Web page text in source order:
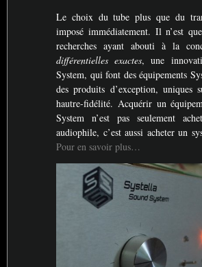
Le choix du tube plus que du
imposé immédiatement. Il n’est
recherches ayant abouti à la
différentielles exactes, une
System, qui font des équipements
des produits d’exception, uniques
hautre-fidélité. Acquérir un
System n’est pas seulement
audiophile, c’est aussi acheter un
Pour en savoir plus…